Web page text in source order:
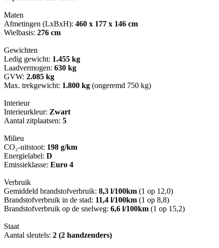
Maten
Afmetingen (LxBxH): 460 x 177 x 146 cm
Wielbasis: 276 cm
Gewichten
Ledig gewicht: 1.455 kg
Laadvermogen: 630 kg
GVW: 2.085 kg
Max. trekgewicht: 1.800 kg (ongeremd 750 kg)
Interieur
Interieurkleur: Zwart
Aantal zitplaatsen: 5
Milieu
CO₂-uitstoot: 198 g/km
Energielabel: D
Emissieklasse: Euro 4
Verbruik
Gemiddeld brandstofverbruik: 8,3 l/100km (1 op 12,0)
Brandstofverbruik in de stad: 11,4 l/100km (1 op 8,8)
Brandstofverbruik op de snelweg: 6,6 l/100km (1 op 15,2)
Staat
Aantal sleutels: 2 (2 handzenders)